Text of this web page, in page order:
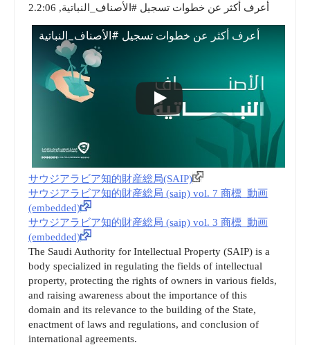
2.أعرف أكثر عن خطوات تسجيل #الأصناف_النباتية, 2:06
أعرف أكثر عن خطوات تسجيل #الأصناف_النباتية
サウジアラビア知的財産総局(SAIP)
サウジアラビア知的財産総局 (saip) vol. 7 商標_動画
(embedded)
サウジアラビア知的財産総局 (saip) vol. 3 商標_動画
(embedded)
The Saudi Authority for Intellectual Property (SAIP) is a
body specialized in regulating the fields of intellectual
property, protecting the rights of owners in various fields,
and raising awareness about the importance of this
domain and its relevance to the building of the State,
enactment of laws and regulations, and conclusion of
international agreements.